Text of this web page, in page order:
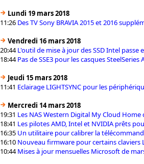
Lundi 19 mars 2018
11:26 Des TV Sony BRAVIA 2015 et 2016
Vendredi 16 mars 2018
20:44L'outil de mise à jour des SSD Intel passe
18:44Pas de SSE3 pour les casques
Jeudi 15 mars 2018
11:41 Eclairage LIGHTSYNC pour les
Mercredi 14 mars 2018
19:31 Les NAS Western Digital My Cloud
18:41 Les pilotes AMD, Intel et NVIDIA prêts
16:35 Un utilitaire pour calibrer la
16:10 Nouveau firmware pour certains claviers
10:44Mises à jour mensuelles Microsoft de